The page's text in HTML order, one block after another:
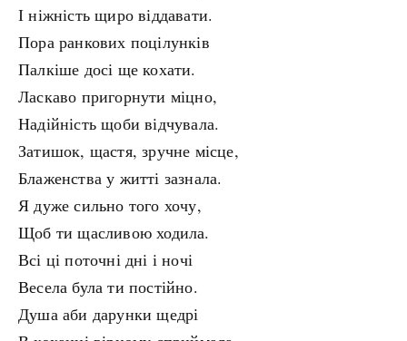
І ніжність щиро віддавати.
Пора ранкових поцілунків
Палкіше досі ще кохати.
Ласкаво пригорнути міцно,
Надійність щоби відчувала.
Затишок, щастя, зручне місце,
Блаженства у житті зазнала.
Я дуже сильно того хочу,
Щоб ти щасливою ходила.
Всі ці поточні дні і ночі
Весела була ти постійно.
Душа аби дарунки щедрі